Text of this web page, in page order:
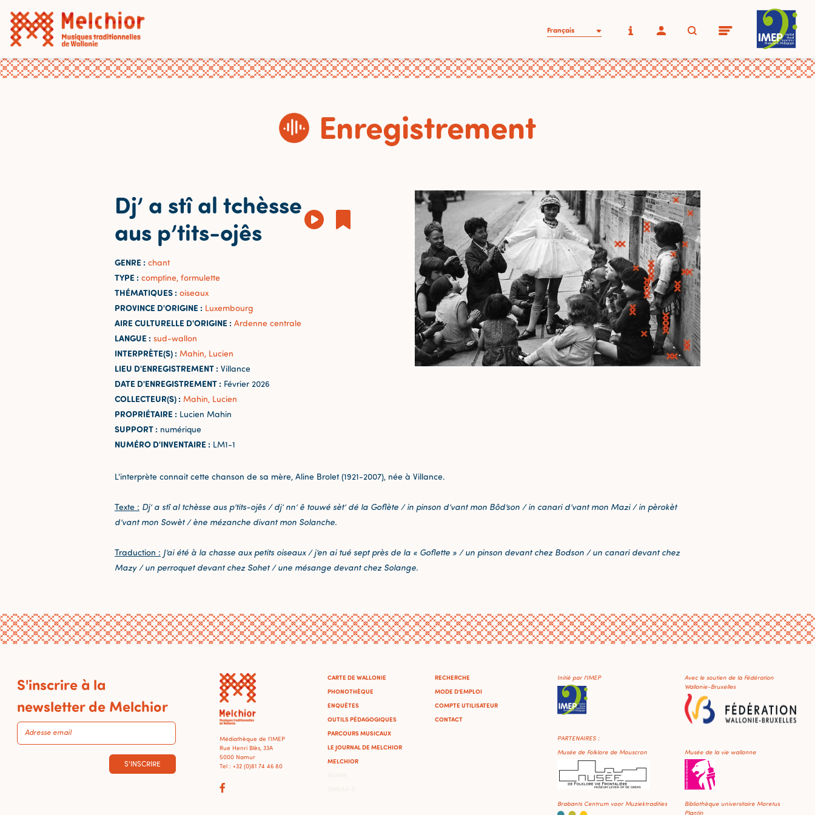
Français
Enregistrement
Dj’ a stî al tchèsse
aus p’tits-ojês
GENRE : chant
TYPE : comptine, formulette
THÉMATIQUES : oiseaux
PROVINCE D'ORIGINE : Luxembourg
AIRE CULTURELLE D'ORIGINE : Ardenne centrale
LANGUE : sud-wallon
INTERPRÈTE(S) : Mahin, Lucien
LIEU D'ENREGISTREMENT : Villance
DATE D'ENREGISTREMENT : Février 2026
COLLECTEUR(S) : Mahin, Lucien
PROPRIÉTAIRE : Lucien Mahin
SUPPORT : numérique
NUMÉRO D'INVENTAIRE : LM1-1
L'interprète connait cette chanson de sa mère, Aline Brolet (1921-2007), née à Villance.
Texte : Dj’ a stî al tchèsse aus p’tits-ojês / dj’ nn’ ê touwé sèt’ dé la Goflète / in pinson d’vant mon Bôd’son / in canari d’vant mon Mazi / in pèrokèt
d’vant mon Sowèt / ène mézanche divant mon Solanche.
Traduction : J’ai été à la chasse aux petits oiseaux / j’en ai tué sept près de la « Goflette » / un pinson devant chez Bodson / un canari devant chez
Mazy / un perroquet devant chez Sohet / une mésange devant chez Solange.
S'inscrire à la
newsletter de Melchior
S'INSCRIRE
Médiathèque de l'IMEP
Rue Henri Blès, 33A
5000 Namur
Tel : +32 (0)81 74 46 80
CARTE DE WALLONIE
PHONOTHÈQUE
ENQUÊTES
OUTILS PÉDAGOGIQUES
PARCOURS MUSICAUX
LE JOURNAL DE MELCHIOR
MELCHIOR
RECHERCHE
MODE D'EMPLOI
COMPTE UTILISATEUR
CONTACT
Initié par l'IMEP
Avec le soutien de la Fédération
Wallonie-Bruxelles
PARTENAIRES :
Musée de Folklore de Mouscron
Musée de la vie wallonne
Brabants Centrum voor Muziektradities
Bibliothèque universitaire Moretus
Plantin